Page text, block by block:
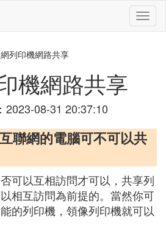
切
換
列印機網路共享
機網路共享
2023-08-31 20:37:10
聯網的電腦可不可以共
可以互相訪問才可以，共享列
相互訪問為前提的。當然你可
的列印機，領像列印機就可以